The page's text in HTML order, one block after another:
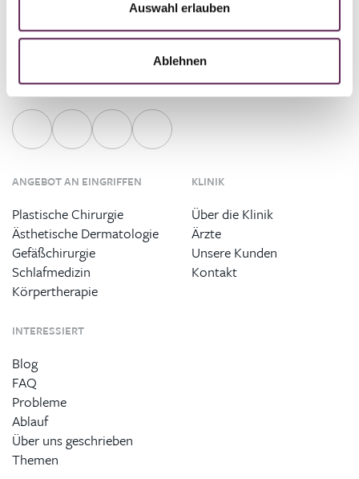
Auswahl erlauben
Ablehnen
ANGEBOT AN EINGRIFFEN
Plastische Chirurgie
Ästhetische Dermatologie
Gefäßchirurgie
Schlafmedizin
Körpertherapie
KLINIK
Über die Klinik
Ärzte
Unsere Kunden
Kontakt
INTERESSIERT
Blog
FAQ
Probleme
Ablauf
Über uns geschrieben
Themen